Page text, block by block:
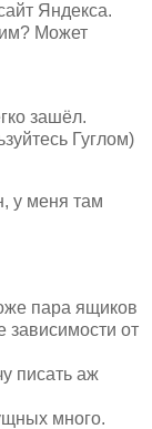
Яндекса.
Может
зашёл.
Гуглом)
у меня там
пара ящиков
зависимости от
писать аж
много.